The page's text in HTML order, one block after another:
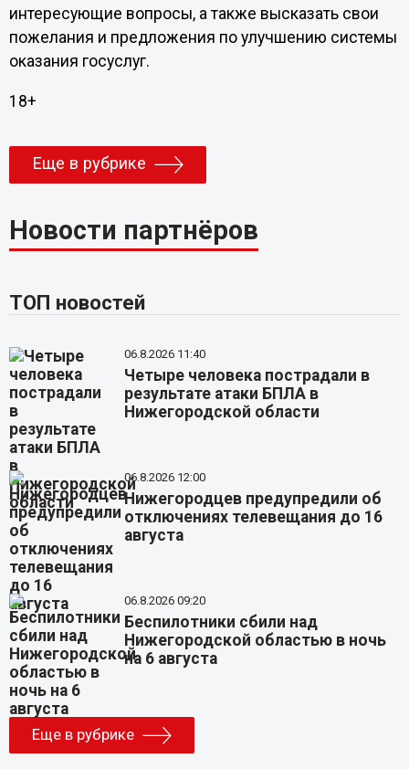
интересующие вопросы, а также высказать свои
пожелания и предложения по улучшению системы
оказания госуслуг.
18+
Еще в рубрике
Новости партнёров
ТОП новостей
06.8.2026 11:40
Четыре человека пострадали в
результате атаки БПЛА в
Нижегородской области
06.8.2026 12:00
Нижегородцев предупредили об
отключениях телевещания до 16
августа
06.8.2026 09:20
Беспилотники сбили над
Нижегородской областью в ночь
на 6 августа
Еще в рубрике